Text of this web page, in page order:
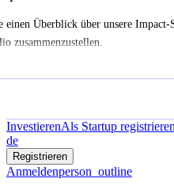
einen Überblick über unsere
zusammenzustellen.
InvestierenAls Startup registrieren
de
Registrieren
Anmeldenperson_outline